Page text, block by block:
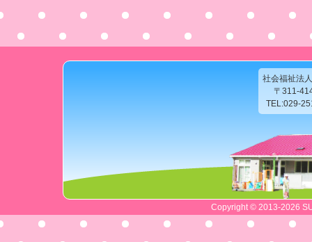
社会福祉法
〒311-
TEL:029-
Copyright © 2013-2026